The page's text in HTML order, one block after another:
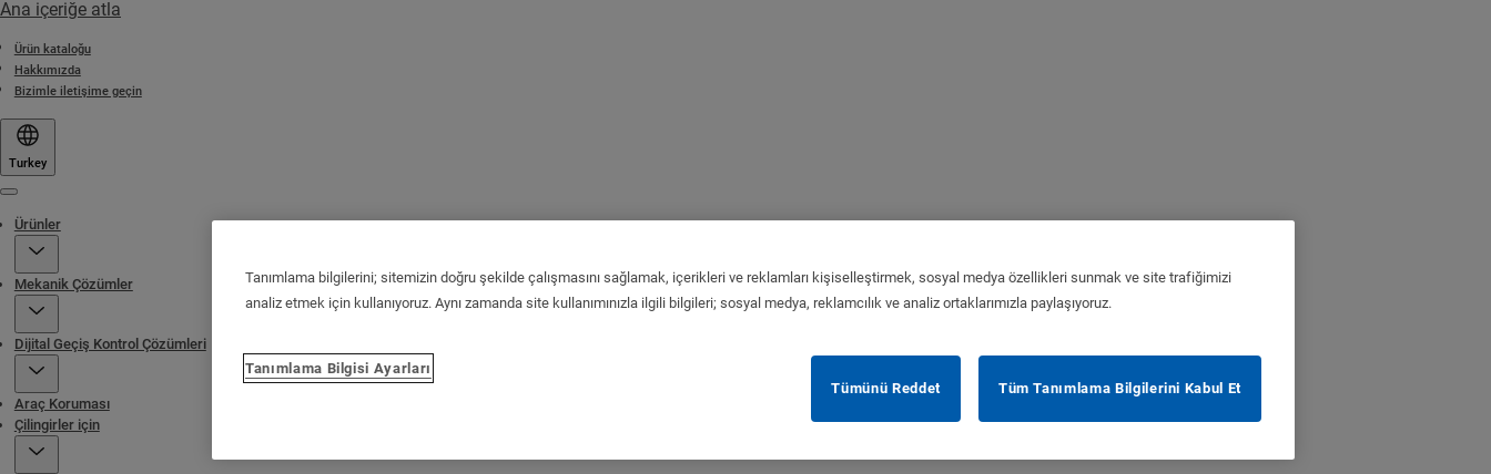
Ana içeriğe atla
Ürün kataloğu
Hakkımızda
Bizimle iletişime geçin
Turkey
Ürünler
Mekanik Çözümler
Dijital Geçiş Kontrol Çözümleri
Araç Koruması
Çilingirler için
Tanımlama bilgilerini; sitemizin doğru şekilde çalışmasını sağlamak, içerikleri ve reklamları kişiselleştirmek, sosyal medya özellikleri sunmak ve site trafiğimizi
analiz etmek için kullanıyoruz. Aynı zamanda site kullanımınızla ilgili bilgileri; sosyal medya, reklamcılık ve analiz ortaklarımızla paylaşıyoruz.
Tanımlama Bilgisi Ayarları
Tümünü Reddet
Tüm Tanımlama Bilgilerini Kabul Et